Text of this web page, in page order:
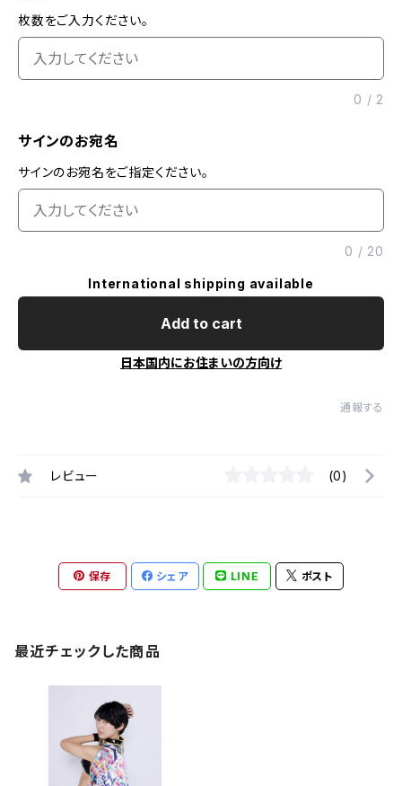
枚数をご入力ください。
0 / 2
サインのお宛名
サインのお宛名をご指定ください。
0 / 20
International shipping available
Add to cart
日本国内にお住まいの方向け
通報する
レビュー (0)
保存 シェア LINE ポスト
最近チェックした商品